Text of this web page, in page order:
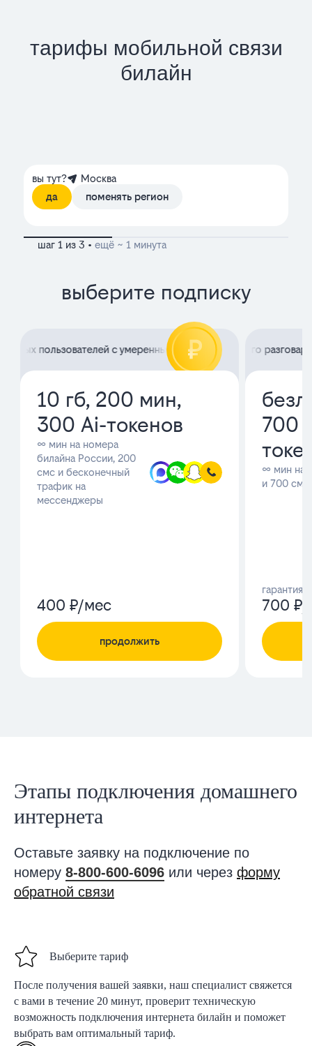
тарифы мобильной связи
билайн
Этапы подключения домашнего
интернета
Оставьте заявку на подключение по
номеру 8-800-600-6096 или через форму
обратной связи
Выберите тариф
После получения вашей заявки, наш специалист свяжется
с вами в течение 20 минут, проверит техническую
возможность подключения интернета билайн и поможет
выбрать вам оптимальный тариф.